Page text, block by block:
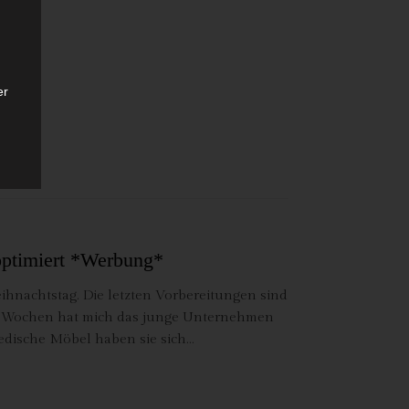
*Werbung*
Die letzten Vorbereitungen sind
hat mich das junge Unternehmen
Möbel haben sie sich…